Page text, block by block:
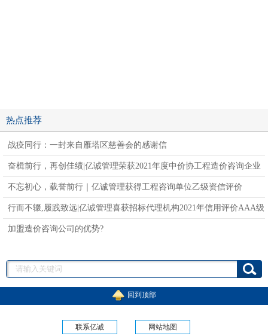
热点推荐
战疫同行：一封来自雁塔区慈善会的感谢信
奋楫前行，再创佳绩|亿诚管理荣获2021年度中价协工程造价咨询企业
信用评价AAA级
不忘初心，载誉前行｜亿诚管理获得工程咨询单位乙级资信评价
行而不辍,履践致远|亿诚管理喜获招标代理机构2021年信用评价AAA级
企业
加盟造价咨询公司的优势?
回到顶部
联系亿诚 网站地图